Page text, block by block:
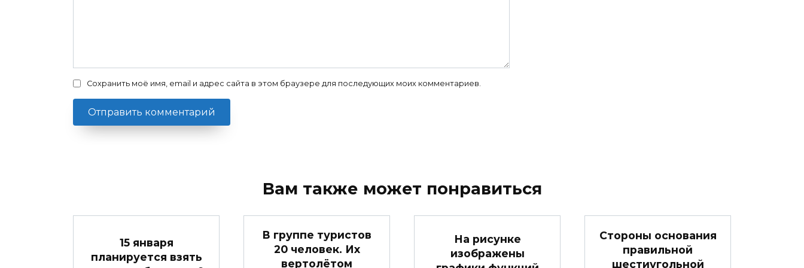
Сохранить моё имя, email и адрес сайта в этом браузере для последующих моих комментариев.
Вам также может понравиться
15 января
планируется взять
В группе туристов
20 человек. Их
вертолётом
На рисунке
изображены
Стороны основания
правильной
шестиугольной